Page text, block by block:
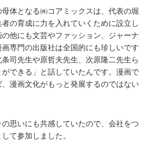
母体となる㈱コアミックスは、代表の堀
の育成に力を入れていくために設立し
他にも文芸やファッション、ジャーナ
専門の出版社は全国的にも珍しいです
司先生や原哲夫先生、次原隆二先生ら
できる」と話していたんです。漫画で
漫画文化がもっと発展するのではない
思いにも共感していたので、会社をつ
て参加しました。